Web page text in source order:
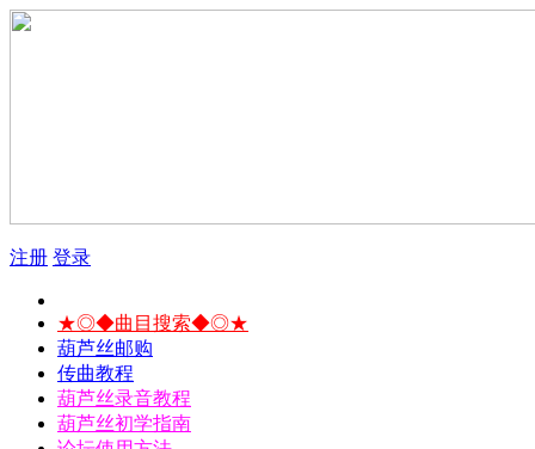
注册 登录
★◎◆曲目搜索◆◎★
葫芦丝邮购
传曲教程
葫芦丝录音教程
葫芦丝初学指南